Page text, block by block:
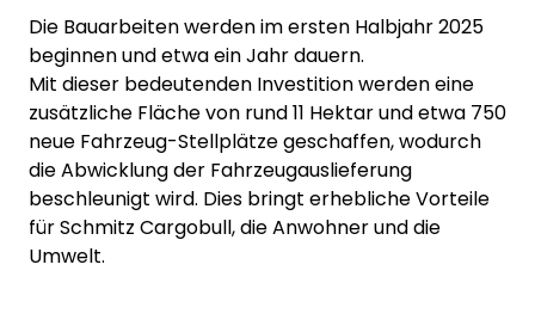
Die Bauarbeiten werden im ersten Halbjahr 2025
beginnen und etwa ein Jahr dauern.
Mit dieser bedeutenden Investition werden eine
zusätzliche Fläche von rund 11 Hektar und etwa 750
neue Fahrzeug-Stellplätze geschaffen, wodurch
die Abwicklung der Fahrzeugauslieferung
beschleunigt wird. Dies bringt erhebliche Vorteile
für Schmitz Cargobull, die Anwohner und die
Umwelt.